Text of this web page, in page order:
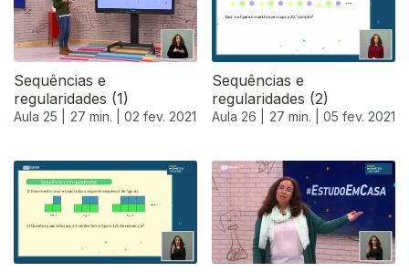
Sequências e
regularidades (1)
Aula 25 | 27 min. | 02 fev. 2021
Sequências e
regularidades (2)
Aula 26 | 27 min. | 05 fev. 2021